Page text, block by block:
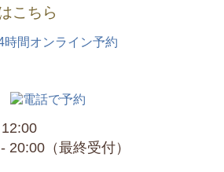
こちら
20:00（最終受付）